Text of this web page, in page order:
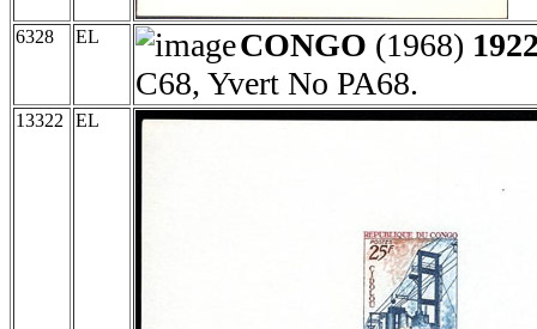
6328 EL CONGO (1968)
C68, Yvert No PA68.
13322 EL